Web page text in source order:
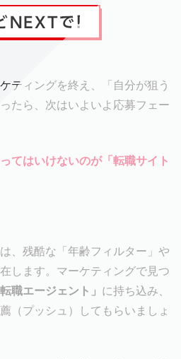
ティングを終え、「自分が狙う
たら、次はいよいよ応募フェー
てはいけないのが「転職サイト
、残酷な「年齢フィルター」や
します。マーケティングで見つ
転職エージェント」 に持ち込み、
（プッシュ）してもらいましょ